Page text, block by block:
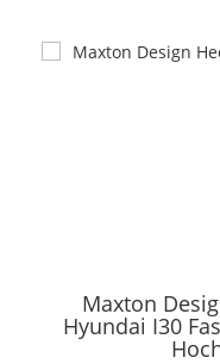
Maxton
Hyundai I30